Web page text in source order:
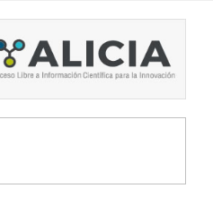
la